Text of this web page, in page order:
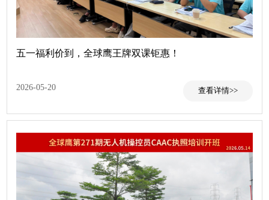
五一福利价到，全球鹰王牌双课钜惠！
2026-05-20